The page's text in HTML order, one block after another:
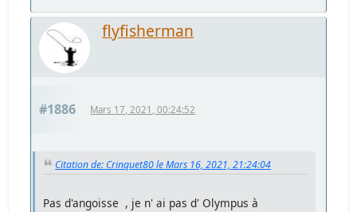
flyfisherman
#1886 Mars 17, 2021, 00:24:52
Citation de: Crinquet80 le Mars 16, 2021, 21:24:04
Pas d'angoisse , je n' ai pas d' Olympus à